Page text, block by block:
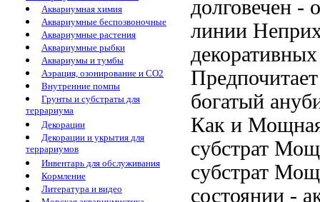
Аквариумная химия
Аквариумные беспозвоночные
Аквариумные растения
Аквариумные рыбки
Аквариумы и тумбы
Аэрация, озонирование и CO2
Внутренние помпы
Грунты и субстраты для
террариума
Декорации
Декорации и укрытия для
террариумов
Инвентарь для обслуживания
Кормление
Литература и видео
долговечен -
линии
богатый
Как и Мощная
субстрат
субстрат
состоянии -